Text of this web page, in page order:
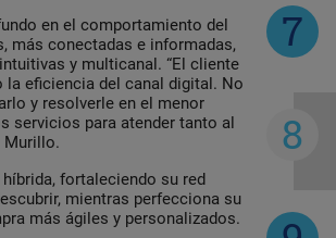
en el comportamiento del
más conectadas e informadas,
y multicanal. “El cliente
eficiencia del canal digital. No
y resolverle en el menor
servicios para atender tanto al
Murillo.
fortaleciendo su red
mientras perfecciona su
más ágiles y personalizados.